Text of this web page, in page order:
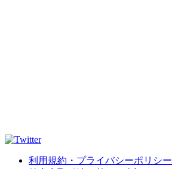
利用規約・プライバシーポリシー